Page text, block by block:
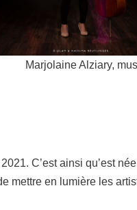
Marjolaine Alziary,
C’est ainsi qu’est née
mettre en lumière les